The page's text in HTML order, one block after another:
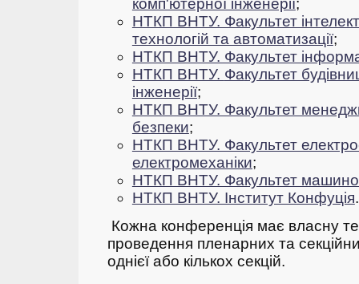
комп'ютерної інженерії;
НТКП ВНТУ. Факультет
технологій та автоматизації;
НТКП ВНТУ. Факультет
НТКП ВНТУ. Факультет
інженерії;
НТКП ВНТУ. Факультет
безпеки;
НТКП ВНТУ. Факультет
електромеханіки;
НТКП ВНТУ. Факультет
НТКП ВНТУ. Інститут Конфуція.
Кожна конференція має власну
проведення пленарних та
однієї або кількох секцій.